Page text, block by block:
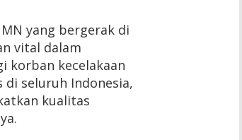
yang bergerak di
vital dalam
korban kecelakaan
di seluruh Indonesia,
kualitas